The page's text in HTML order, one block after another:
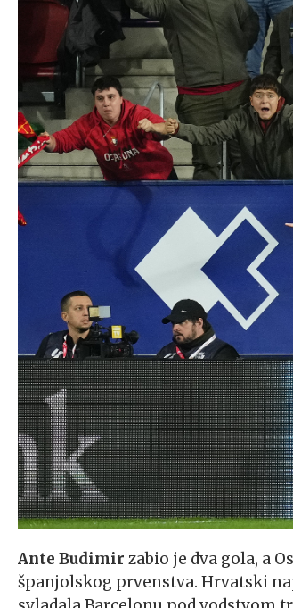
Ante Budimir zabio je dva gola, a
španjolskog prvenstva. Hrvatski